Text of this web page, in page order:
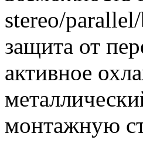
stereo/
защита от
активное
монтажную